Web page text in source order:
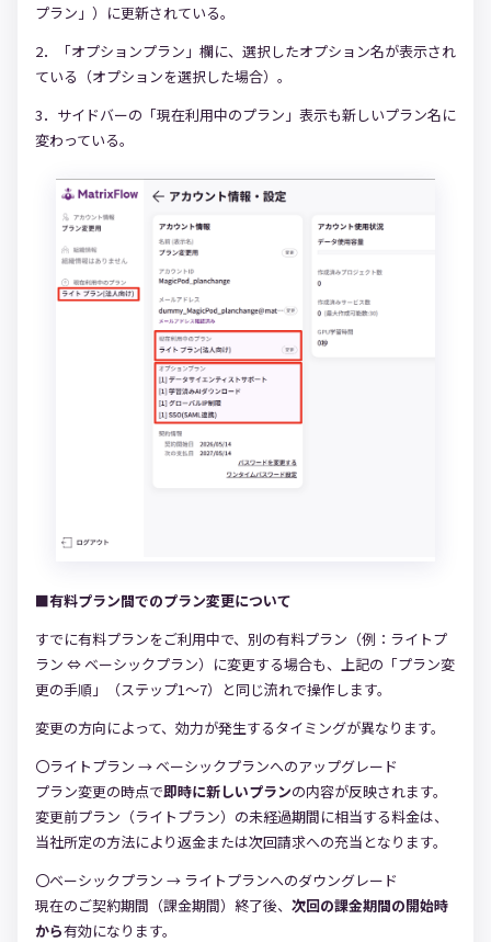
プラン」）に更新されている。
2．「オプションプラン」欄に、選択したオプション名が表示され
ている（オプションを選択した場合）。
3．サイドバーの「現在利用中のプラン」表示も新しいプラン名に
変わっている。
■有料プラン間でのプラン変更について
すでに有料プランをご利用中で、別の有料プラン（例：ライトプ
ラン ⇔ ベーシックプラン）に変更する場合も、上記の「プラン変
更の手順」（ステップ1〜7）と同じ流れで操作します。
変更の方向によって、効力が発生するタイミングが異なります。
〇ライトプラン → ベーシックプランへのアップグレード
プラン変更の時点で即時に新しいプランの内容が反映されます。
変更前プラン（ライトプラン）の未経過期間に相当する料金は、
当社所定の方法により返金または次回請求への充当となります。
〇ベーシックプラン → ライトプランへのダウングレード
現在のご契約期間（課金期間）終了後、 次回の課金期間の開始時
から有効になります。